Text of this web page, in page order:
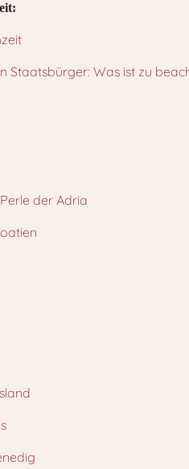
Staatsbürger: Was ist zu
der Adria